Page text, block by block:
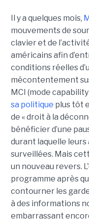
Il y a quelques mois,
mouvements de
clavier et de
américains afin
conditions réelles
mécontentement
MCI (mode
sa politique plus tôt
de « droit à la
bénéficier d’une
durant laquelle
surveillées. Mais
un nouveau revers.
programme après
contourner les
à des informations
embarrassant